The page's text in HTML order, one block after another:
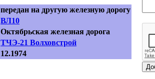
передан на другую железную дорогу
ВЛ10
Октябрьская железная дорога
ТЧЭ-21 Волховстрой
12.1974